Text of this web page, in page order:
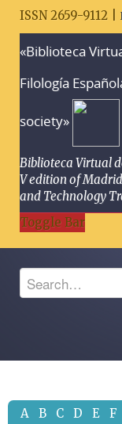
ISSN 2659-9112 |
«Biblioteca
Filología
society»
Biblioteca Virtual
V edition of
and Technology
Toggle Bar
A B C D E F